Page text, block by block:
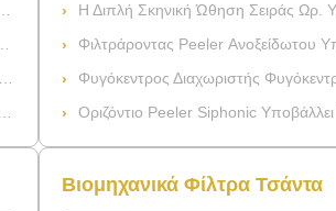
Η Διπλή Σκηνική Ώθηση Σειράς Ωρ. Υποβάλλει
Φιλτράροντας Peeler Ανοξείδωτου Υποβάλλει Σε
Φυγόκεντρος Διαχωριστής Φυγόκεντρου Φίλτρου
Οριζόντιο Peeler Siphonic Υποβάλλει Το
Βιομηχανικά Φίλτρα Τσάντα